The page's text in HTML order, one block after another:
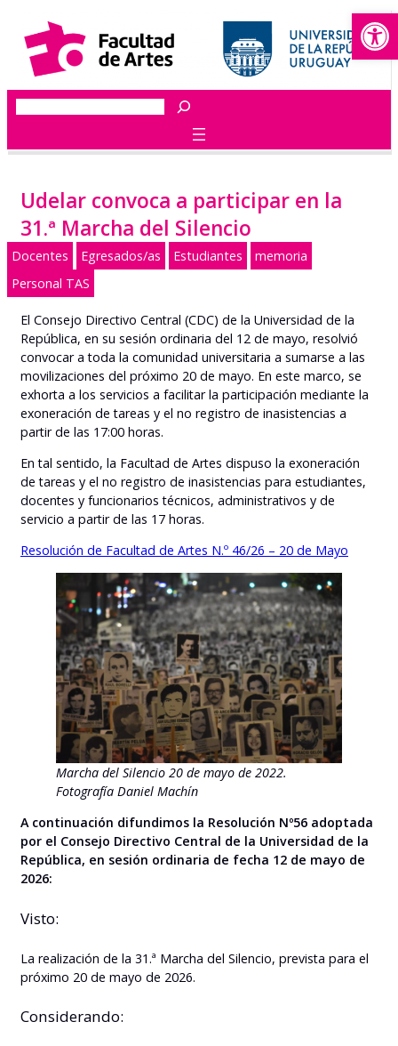
contenido
Buscar
Udelar convoca a participar en la
31.ª Marcha del Silencio
Docentes Egresados/as Estudiantes
memoria
Personal TAS
El Consejo Directivo Central (CDC) de la Universidad de la
República, en su sesión ordinaria del 12 de mayo, resolvió
convocar a toda la comunidad universitaria a sumarse a las
movilizaciones del próximo 20 de mayo. En este marco, se
exhorta a los servicios a facilitar la participación mediante la
exoneración de tareas y el no registro de inasistencias a
partir de las 17:00 horas.
En tal sentido, la Facultad de Artes dispuso la exoneración
de tareas y el no registro de inasistencias para estudiantes,
docentes y funcionarios técnicos, administrativos y de
servicio a partir de las 17 horas.
Resolución de Facultad de Artes N.º 46/26 – 20 de Mayo
Marcha del Silencio 20 de mayo de 2022.
Fotografía Daniel Machín
A continuación difundimos la Resolución Nº56 adoptada
por el Consejo Directivo Central de la Universidad de la
República, en sesión ordinaria de fecha 12 de mayo de
2026:
Visto:
La realización de la 31.ª Marcha del Silencio, prevista para el
próximo 20 de mayo de 2026.
Considerando: